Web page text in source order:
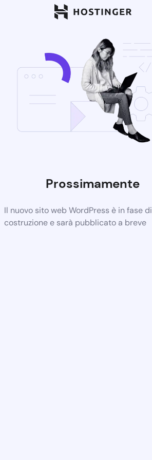
Prossimamente
Il nuovo sito web WordPress è in fase di
costruzione e sarà pubblicato a breve